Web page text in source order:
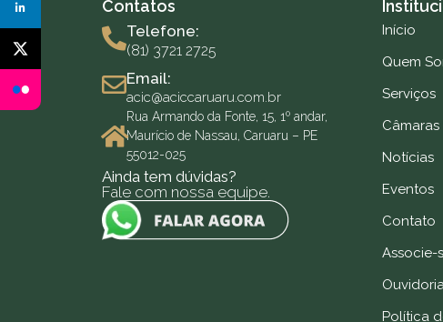
Contatos
Telefone:
(81) 3721 2725
Email:
acic@aciccaruaru.com.br
Rua Armando da Fonte, 15, 1º andar,
Maurício de Nassau, Caruaru – PE
55012-025
Ainda tem dúvidas?
Fale com nossa equipe.
Início
Quem
Serviços
Notícias
Eventos
Contato
Associe-
Política